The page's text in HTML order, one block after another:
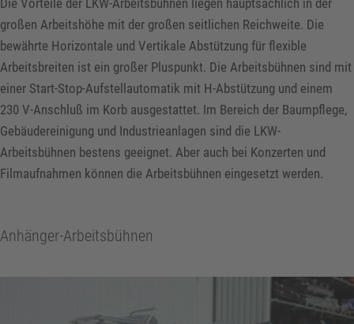
großen Arbeitshöhe mit der großen seitlichen Reichweite. Die
bewährte Horizontale und Vertikale Abstützung für flexible
Arbeitsbreiten ist ein großer Pluspunkt. Die Arbeitsbühnen sind mit
einer Start-Stop-Aufstellautomatik mit H-Abstützung und einem
230 V-Anschluß im Korb ausgestattet. Im Bereich der Baumpflege,
Gebäudereinigung und Industrieanlagen sind die LKW-
Arbeitsbühnen bestens geeignet. Aber auch bei Konzerten und
Filmaufnahmen können die Arbeitsbühnen eingesetzt werden.
Anhänger-Arbeitsbühnen